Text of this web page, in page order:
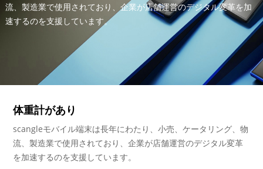
流、製造業で使用されており、企業が店舗運営のデジタル変革を加
速するのを支援しています。
体重計があり
scangleモバイル端末は長年にわたり、小売、ケータリング、物
流、製造業で使用されており、企業が店舗運営のデジタル変革
を加速するのを支援しています。